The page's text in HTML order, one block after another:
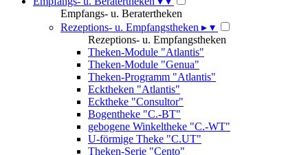
Empfangs- u. Beratertheken
Rezeptions- u. Empfangstheken ▸ ▾
Rezeptions- u. Empfangstheken
Theken-Module "Atlantis"
Theken-Module "Genua"
Theken-Programm "Atlantis"
Ecktheken "Atlantis"
Ecktheke "Consultor"
Bogentheke "C.-BT"
gebogene Winkeltheke "C.-WT"
U-förmige Theke "C.UT"
Theken-Serie "Cento"